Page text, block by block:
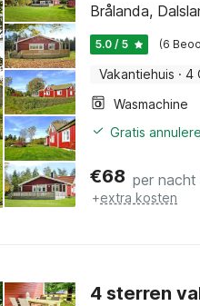
Brålanda,
5.0 / 5 (6
Vakantiehuis · 4
Wasmachine
Gratis
€68 per nacht
+extra kosten
4 sterren